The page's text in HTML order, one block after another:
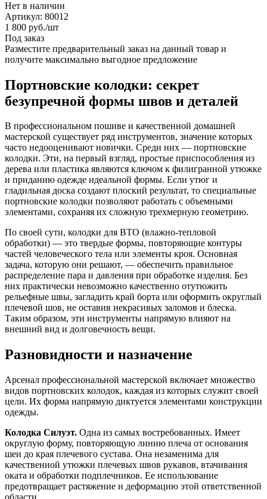
Нет в наличии
Артикул: 80012
1 800 руб./шт
Под заказ
Разместите предварительный заказ на данный товар и
получите максимально выгодное предложение
Портновские колодки: секрет
безупречной формы швов и деталей
В профессиональном пошиве и качественной домашней
мастерской существует ряд инструментов, значение которых
часто недооценивают новички. Среди них — портновские
колодки. Эти, на первый взгляд, простые приспособления из
дерева или пластика являются ключом к филигранной утюжке
и приданию одежде идеальной формы. Если утюг и
гладильная доска создают плоский результат, то специальные
портновские колодки позволяют работать с объемными
элементами, сохраняя их сложную трехмерную геометрию.
По своей сути, колодки для ВТО (влажно-тепловой
обработки) — это твердые формы, повторяющие контуры
частей человеческого тела или элементы кроя. Основная
задача, которую они решают, — обеспечить правильное
распределение пара и давления при обработке изделия. Без
них практически невозможно качественно отутюжить
рельефные швы, загладить край борта или оформить округлый
плечевой шов, не оставив некрасивых заломов и блеска.
Таким образом, эти инструменты напрямую влияют на
внешний вид и долговечность вещи.
Разновидности и назначение
Арсенал профессиональной мастерской включает множество
видов портновских колодок, каждая из которых служит своей
цели. Их форма напрямую диктуется элементами конструкции
одежды.
Колодка Силуэт. Одна из самых востребованных. Имеет
округлую форму, повторяющую линию плеча от основания
шеи до края плечевого сустава. Она незаменима для
качественной утюжки плечевых швов рукавов, втачивания
оката и обработки подплечников. Ее использование
предотвращает растяжение и деформацию этой ответственной